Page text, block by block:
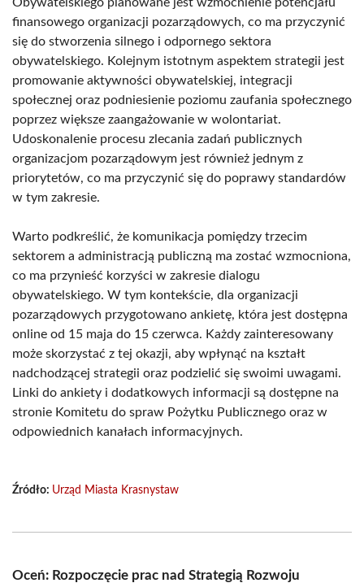
finansowego organizacji pozarządowych, co ma przyczynić
się do stworzenia silnego i odpornego sektora
obywatelskiego. Kolejnym istotnym aspektem strategii jest
promowanie aktywności obywatelskiej, integracji
społecznej oraz podniesienie poziomu zaufania społecznego
poprzez większe zaangażowanie w wolontariat.
Udoskonalenie procesu zlecania zadań publicznych
organizacjom pozarządowym jest również jednym z
priorytetów, co ma przyczynić się do poprawy standardów
w tym zakresie.
Warto podkreślić, że komunikacja pomiędzy trzecim
sektorem a administracją publiczną ma zostać wzmocniona,
co ma przynieść korzyści w zakresie dialogu
obywatelskiego. W tym kontekście, dla organizacji
pozarządowych przygotowano ankietę, która jest dostępna
online od 15 maja do 15 czerwca. Każdy zainteresowany
może skorzystać z tej okazji, aby wpłynąć na kształt
nadchodzącej strategii oraz podzielić się swoimi uwagami.
Linki do ankiety i dodatkowych informacji są dostępne na
stronie Komitetu do spraw Pożytku Publicznego oraz w
odpowiednich kanałach informacyjnych.
Źródło: Urząd Miasta Krasnystaw
Oceń: Rozpoczęcie prac nad Strategią Rozwoju